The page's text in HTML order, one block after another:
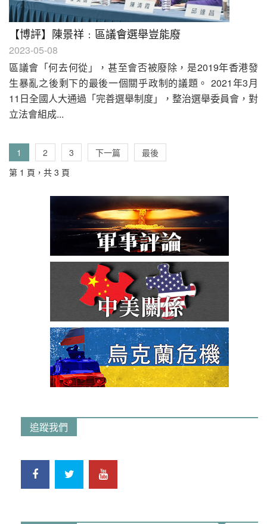
【博評】陳景祥﹕區議會選舉豈能廢
2023-05-08
區議會「何去何從」，甚至會否被廢除，是2019年香港發
生暴亂之後剩下的最後一個關乎政制的議題。 2021年3月
11日全國人大通過「完善選舉制度」，整治選舉委員會，對
立法會組成...
1 2 3 下一篇
最後
第 1 頁，共 3 頁
追蹤我們